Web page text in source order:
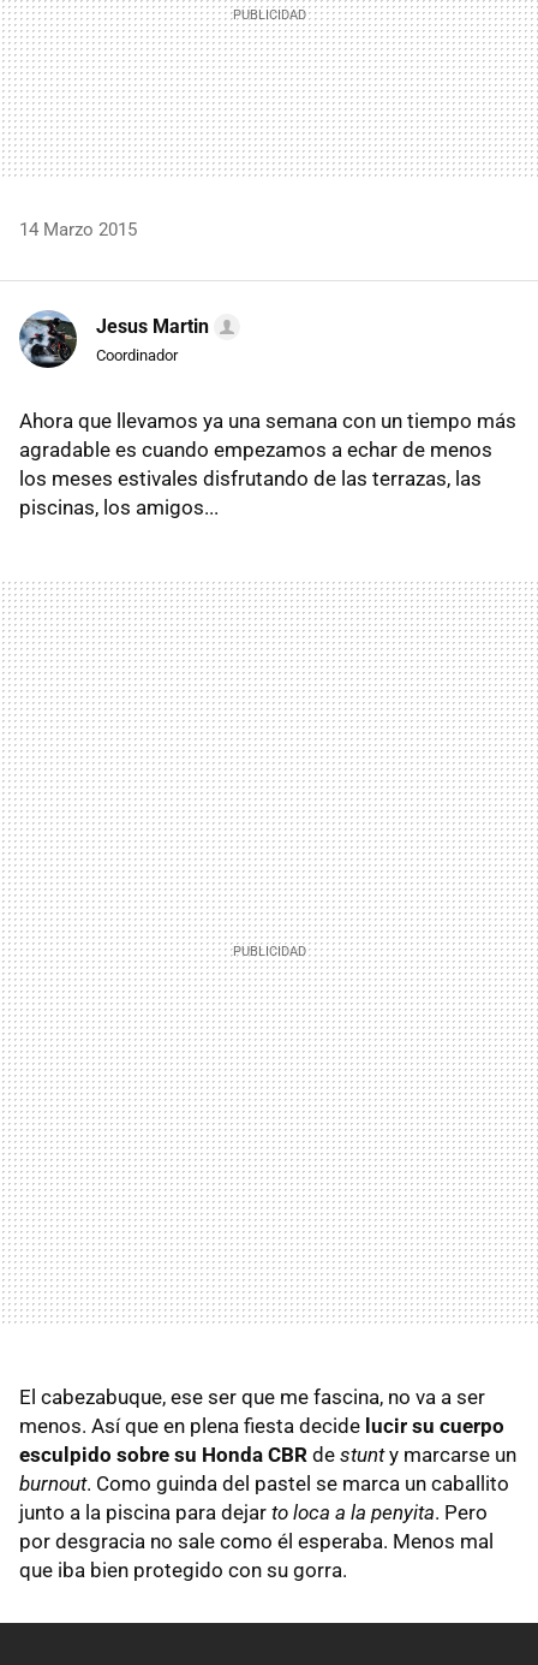
14 Marzo 2015
Jesus Martin
Coordinador
Ahora que llevamos ya una semana con un tiempo más
agradable es cuando empezamos a echar de menos
los meses estivales disfrutando de las terrazas, las
piscinas, los amigos...
El cabezabuque, ese ser que me fascina, no va a ser
menos. Así que en plena fiesta decide lucir su cuerpo
esculpido sobre su Honda CBR de stunty marcarse un
burnout. Como guinda del pastel se marca un caballito
junto a la piscina para dejar to loca a la penyita. Pero
por desgracia no sale como él esperaba. Menos mal
que iba bien protegido con su gorra.